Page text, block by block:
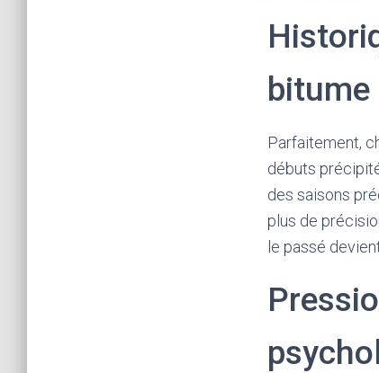
a
a
c
a
r
t
b
n
bitume
Parfaitement,
débuts
des saisons
plus de
le passé